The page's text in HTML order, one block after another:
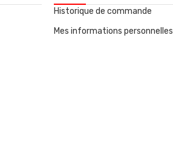
Historique de commande
Mes informations personnelles